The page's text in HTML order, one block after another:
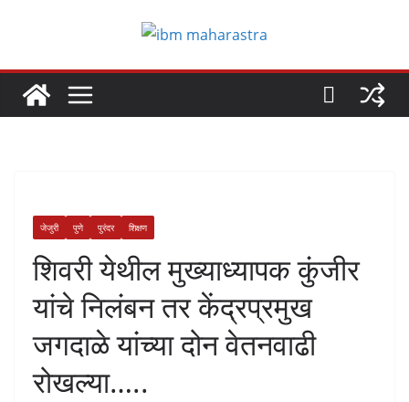
जेजुरी पुणे पुरंदर शिक्षण
शिवरी येथील मुख्याध्यापक कुंजीर
यांचे निलंबन तर केंद्रप्रमुख
जगदाळे यांच्या दोन वेतनवाढी
रोखल्या…..